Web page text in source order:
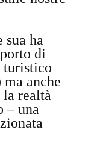
ha
di
turistico
anche
realtà
– una